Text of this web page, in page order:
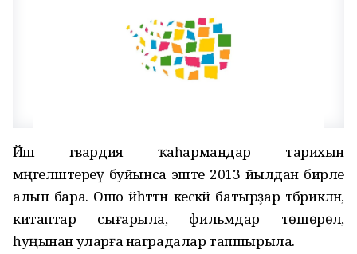
Йәш гвардия ҡаһармандар тарихын
мәңгеләштереү буйынса эште 2013 йылдан бирле
алып бара. Ошо йәһәттән кескәй батырҙар тәбрикләнә,
китаптар сығарыла, фильмдар төшөрөлә,
һуңынан уларға наградалар тапшырыла.